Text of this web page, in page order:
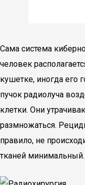
Сама система
человек
кушетке, иногда его
пучок радиолуча
клетки. Они
размножаться.
правило, не
тканей минимальный.